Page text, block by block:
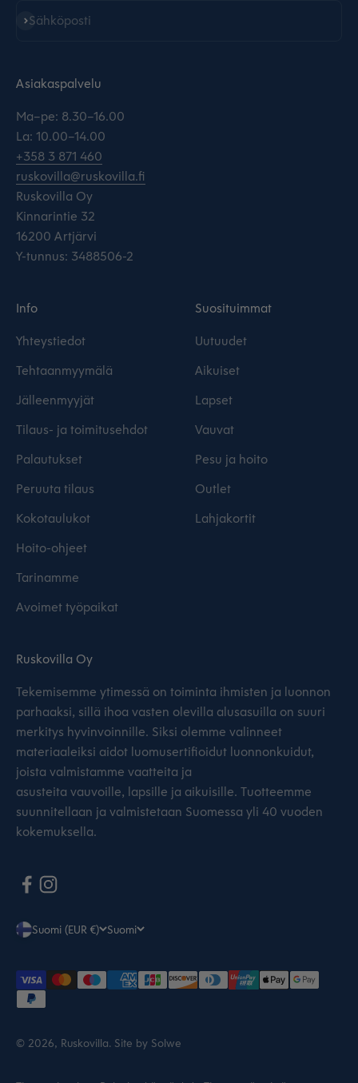
Sähköposti
Tilaa
Asiakaspalvelu
Ma–pe: 8.30–16.00
La: 10.00–14.00
+358 3 871 460
ruskovilla@ruskovilla.fi
Ruskovilla Oy
Kinnarintie 32
16200 Artjärvi
Y-tunnus: 3488506-2
Info
Yhteystiedot
Tehtaanmyymälä
Jälleenmyyjät
Tilaus- ja toimitusehdot
Palautukset
Peruuta tilaus
Kokotaulukot
Hoito-ohjeet
Tarinamme
Avoimet työpaikat
Suosituimmat
Uutuudet
Aikuiset
Lapset
Vauvat
Pesu ja hoito
Outlet
Lahjakortit
Ruskovilla Oy
Tekemisemme ytimessä on toiminta ihmisten ja luonnon
parhaaksi, sillä ihoa vasten olevilla alusasuilla on suuri
merkitys hyvinvoinnille. Siksi olemme valinneet
materiaaleiksi aidot luomusertifioidut luonnonkuidut,
joista valmistamme vaatteita ja
asusteita vauvoille, lapsille ja aikuisille. Tuotteemme
suunnitellaan ja valmistetaan Suomessa yli 40 vuoden
kokemuksella.
Suomi (EUR €) Suomi
© 2026, Ruskovilla. Site by Solwe